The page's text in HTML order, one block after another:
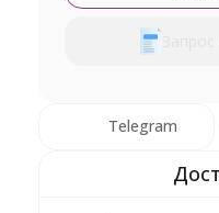
Telegram